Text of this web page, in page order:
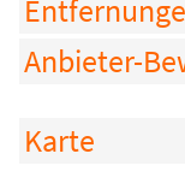
Anbieter-
Karte